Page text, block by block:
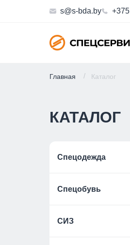
s@s-bda.by
Главная Каталог
КАТАЛОГ
Спецодежда
Спецобувь
СИЗ